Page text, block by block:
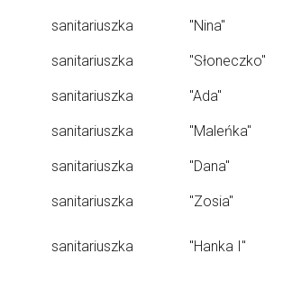
sanitariuszka "Nina"
sanitariuszka "Słoneczko"
sanitariuszka "Ada"
sanitariuszka "Maleńka"
sanitariuszka "Dana"
sanitariuszka "Zosia"
sanitariuszka "Hanka I"